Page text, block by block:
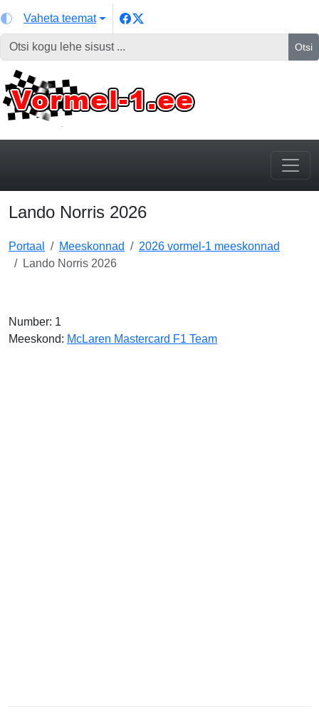
Vaheta teemat
Otsi
Lando Norris 2026
Portaal Meeskonnad
2026 vormel-1 meeskonnad
Lando Norris 2026
Number: 1
Meeskond: McLaren Mastercard F1 Team